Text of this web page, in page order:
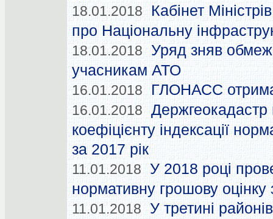
18.01.2018
Кабінет
про Національну
18.01.2018 Уряд зняв
учасникам АТО
16.01.2018 ГЛОНАСС
16.01.2018 Держгеокадастр
коефіцієнту індексації
за 2017 рік
11.01.2018 У 2018 році
нормативну грошову оцінку
11.01.2018 У третині